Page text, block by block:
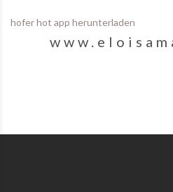
hofer hot app herunterladen